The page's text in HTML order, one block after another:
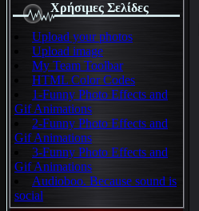
Χρήσιμες Σελίδες
Upload your photos
Upload image
My Team Toolbar
HTML Color Codes
1-Funny Photo Effects and
Gif Animations
2-Funny Photo Effects and
Gif Animations
3-Funny Photo Effects and
Gif Animations
Audioboo. Because sound is
social